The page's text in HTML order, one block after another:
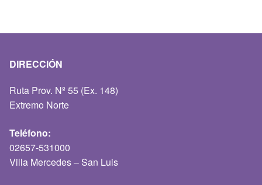
DIRECCIÓN
Ruta Prov. Nº 55 (Ex. 148)
Extremo Norte
Teléfono:
02657-531000
Villa Mercedes – San Luis